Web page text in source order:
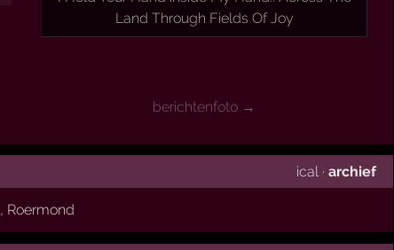
Land Through Fields Of Joy
berichtenfoto →
ical · archief
, Roermond